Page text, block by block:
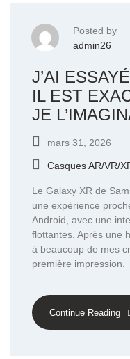
Posted by
admin26
J’AI
IL EST
JE
mars 31, 2026
Casques AR/VR/
Le Galaxy XR de
une expérience
Android, avec une
flottantes. Après une
à beaucoup de mes
première impression.
Continue Reading